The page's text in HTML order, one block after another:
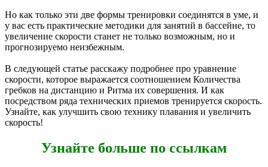
Но как только эти две формы тренировки соединятся в уме, и
у вас есть практические методики для занятий в бассейне, то
увеличение скорости станет не только возможным, но и
прогнозируемо неизбежным.
В следующей статье расскажу подробнее про уравнение
скорости, которое выражается соотношением Количества
гребков на дистанцию и Ритма их совершения. И как
посредством ряда технических приемов тренируется скорость.
Узнайте, как улучшить свою технику плавания и увеличить
скорость!
Узнайте больше по ссылкам